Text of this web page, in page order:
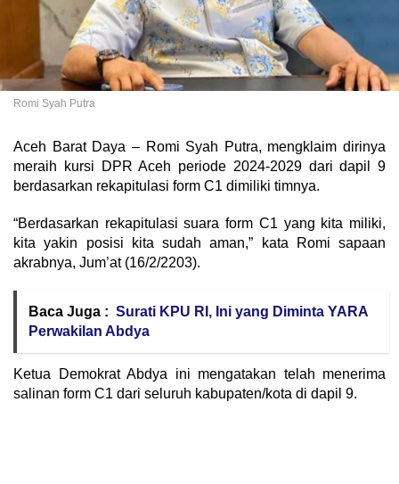
Romi Syah Putra
Aceh Barat Daya – Romi Syah Putra, mengklaim dirinya
meraih kursi DPR Aceh periode 2024-2029 dari dapil 9
berdasarkan rekapitulasi form C1 dimiliki timnya.
“Berdasarkan rekapitulasi suara form C1 yang kita miliki,
kita yakin posisi kita sudah aman,” kata Romi sapaan
akrabnya, Jum’at (16/2/2203).
Baca Juga : Surati KPU RI, Ini yang Diminta YARA
Perwakilan Abdya
Ketua Demokrat Abdya ini mengatakan telah menerima
salinan form C1 dari seluruh kabupaten/kota di dapil 9.